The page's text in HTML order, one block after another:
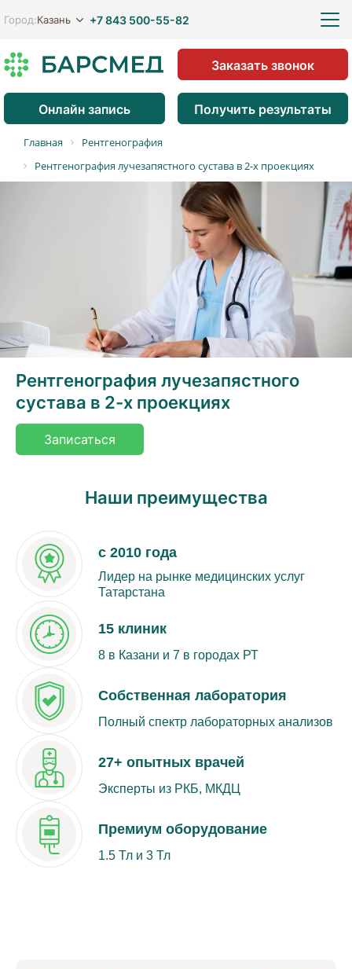
Город:Казань +7 843 500-55-82
Онлайн запись Получить результаты
Заказать звонок
Главная
Рентгенография
Рентгенография лучезапястного сустава в 2-х проекциях
Рентгенография лучезапястного
сустава в 2-х проекциях
Записаться
Наши преимущества
с 2010 года
Лидер на рынке медицинских услуг
Татарстана
15 клиник
8 в Казани и 7 в городах РТ
Собственная лаборатория
Полный спектр лабораторных анализов
27+ опытных врачей
Эксперты из РКБ, МКДЦ
Премиум оборудование
1.5 Тл и 3 Тл